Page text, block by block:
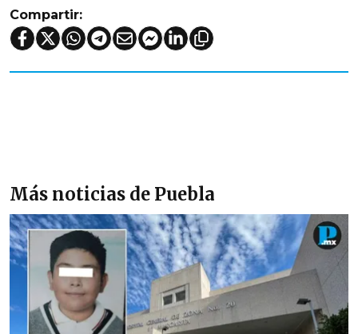
Compartir:
Más noticias de Puebla